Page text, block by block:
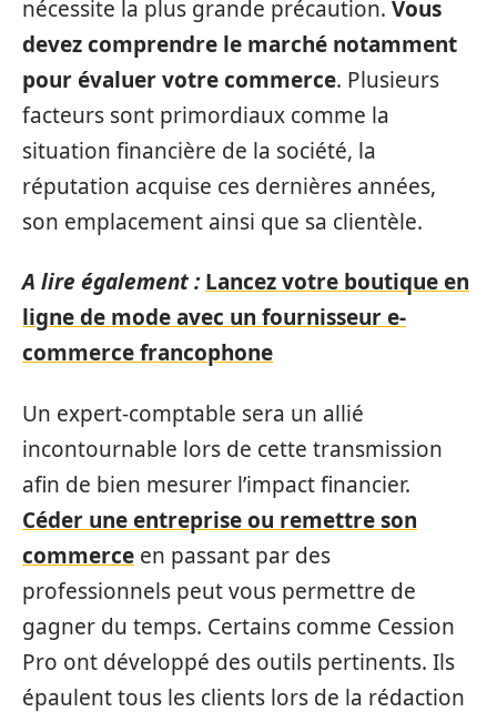
nécessite la plus grande précaution. Vous
devez comprendre le marché notamment
pour évaluer votre commerce. Plusieurs
facteurs sont primordiaux comme la
situation financière de la société, la
réputation acquise ces dernières années,
son emplacement ainsi que sa clientèle.
A lire également : Lancez votre boutique en
ligne de mode avec un fournisseur e-
commerce francophone
Un expert-comptable sera un allié
incontournable lors de cette transmission
afin de bien mesurer l’impact financier.
Céder une entreprise ou remettre son
commerce en passant par des
professionnels peut vous permettre de
gagner du temps. Certains comme Cession
Pro ont développé des outils pertinents. Ils
épaulent tous les clients lors de la rédaction